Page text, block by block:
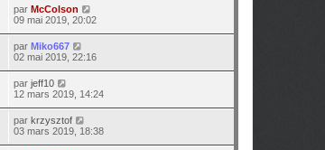
par McColson
09 mai 2019, 20:02
par Miko667
02 mai 2019, 22:16
par jeff10
12 mars 2019, 14:24
par krzysztof
03 mars 2019, 18:38